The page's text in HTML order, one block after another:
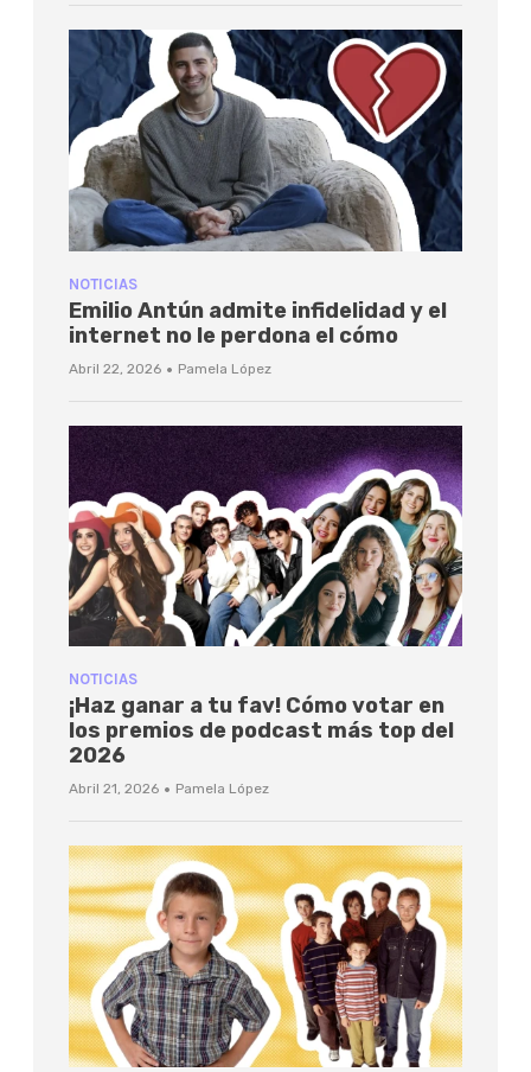
NOTICIAS
Emilio Antún admite infidelidad y el
internet no le perdona el cómo
Abril 22, 2026 · Pamela López
NOTICIAS
¡Haz ganar a tu fav! Cómo votar en
los premios de podcast más top del
2026
Abril 21, 2026 · Pamela López